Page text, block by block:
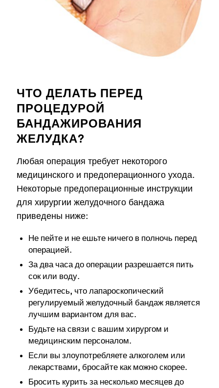
ЧТО ДЕЛАТЬ ПЕРЕД
ПРОЦЕДУРОЙ
БАНДАЖИРОВАНИЯ
ЖЕЛУДКА?
Любая операция требует некоторого
медицинского и предоперационного ухода.
Некоторые предоперационные инструкции
для хирургии желудочного бандажа
приведены ниже:
Не пейте и не ешьте ничего в полночь перед
операцией.
За два часа до операции разрешается пить
сок или воду.
Убедитесь, что лапароскопический
регулируемый желудочный бандаж является
лучшим вариантом для вас.
Будьте на связи с вашим хирургом и
медицинским персоналом.
Если вы злоупотребляете алкоголем или
лекарствами, бросайте как можно скорее.
Бросить курить за несколько месяцев до